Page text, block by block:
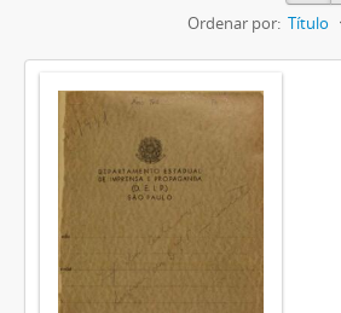
Ordenar por: Título